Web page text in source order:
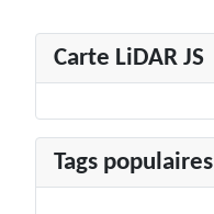
Carte LiDAR JS
Tags populaires